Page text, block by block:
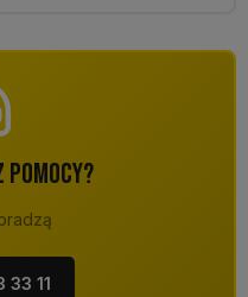
POMOCY?
33 11